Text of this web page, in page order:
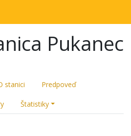
Pukanec
stanici Predpoveď
Štatistiky